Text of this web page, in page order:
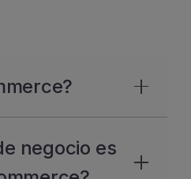
que combina la
soluciones en la
negocio es